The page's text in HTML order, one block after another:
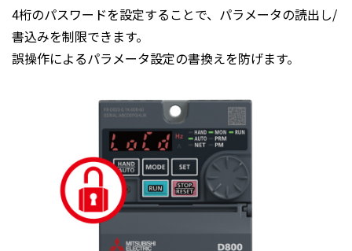
4桁のパスワードを設定することで、パラメータの読出し/
書込みを制限できます。
誤操作によるパラメータ設定の書換えを防げます。